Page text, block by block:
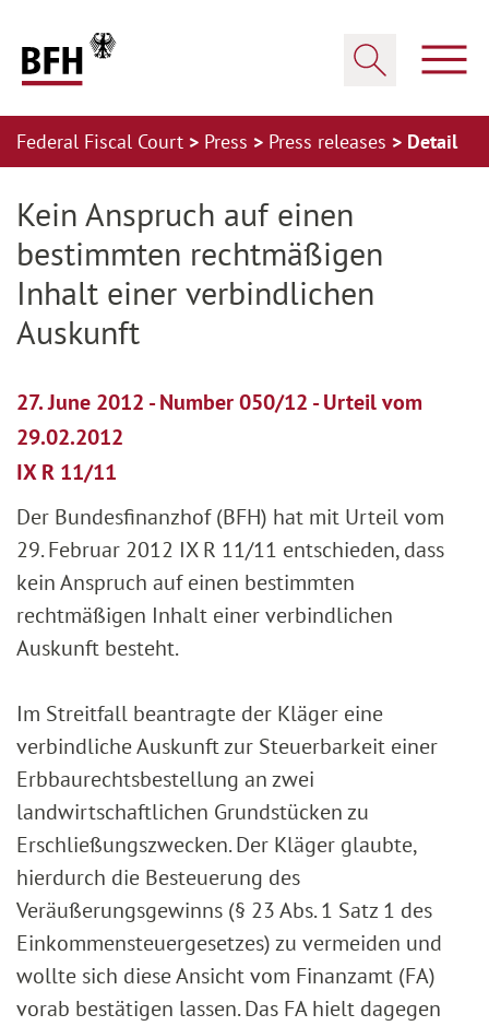
Federal Fiscal Court Press Press releases Detail
Kein Anspruch auf einen
bestimmten rechtmäßigen
Inhalt einer verbindlichen
Auskunft
27. June 2012 - Number 050/12 - Urteil vom
29.02.2012
IX R 11/11
Der Bundesfinanzhof (BFH) hat mit Urteil vom
29. Februar 2012 IX R 11/11 entschieden, dass
kein Anspruch auf einen bestimmten
rechtmäßigen Inhalt einer verbindlichen
Auskunft besteht.
Im Streitfall beantragte der Kläger eine
verbindliche Auskunft zur Steuerbarkeit einer
Erbbaurechtsbestellung an zwei
landwirtschaftlichen Grundstücken zu
Erschließungszwecken. Der Kläger glaubte,
hierdurch die Besteuerung des
Veräußerungsgewinns (§ 23 Abs. 1 Satz 1 des
Einkommensteuergesetzes) zu vermeiden und
wollte sich diese Ansicht vom Finanzamt (FA)
vorab bestätigen lassen. Das FA hielt dagegen